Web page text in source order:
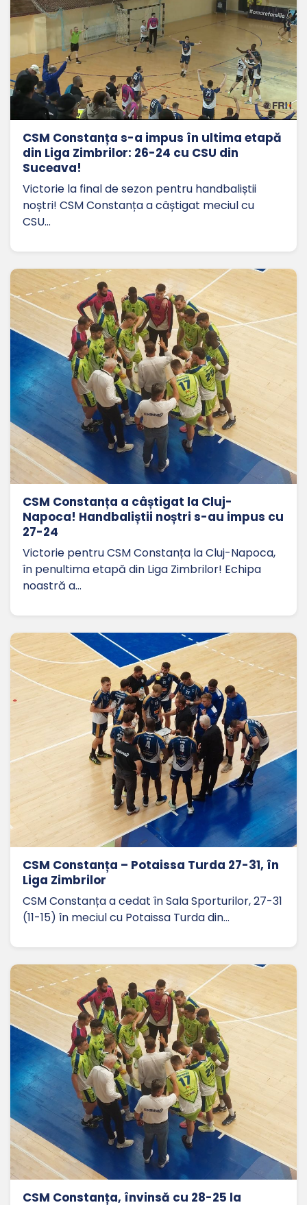
CSM Constanța s-a impus în ultima etapă
din Liga Zimbrilor: 26-24 cu CSU din
Suceava!
Victorie la final de sezon pentru handbaliștii
noștri! CSM Constanța a câștigat meciul cu
CSU…
CSM Constanța a câștigat la Cluj-
Napoca! Handbaliștii noștri s-au impus cu
27-24
Victorie pentru CSM Constanța la Cluj-Napoca,
în penultima etapă din Liga Zimbrilor! Echipa
noastră a…
CSM Constanța – Potaissa Turda 27-31, în
Liga Zimbrilor
CSM Constanța a cedat în Sala Sporturilor, 27-31
(11-15) în meciul cu Potaissa Turda din…
CSM Constanța, învinsă cu 28-25 la